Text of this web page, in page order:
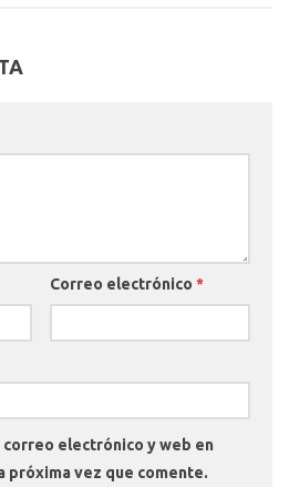
Correo electrónico *
correo electrónico y web en
próxima vez que comente.